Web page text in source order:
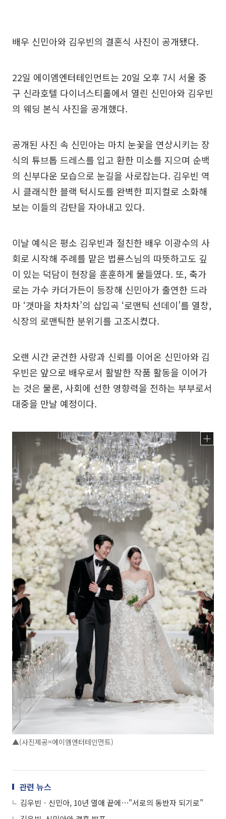
배우 신민아와 김우빈의 결혼식 사진이 공개됐다.
22일 에이엠엔터테인먼트는 20일 오후 7시 서울 중
구 신라호텔 다이너스티홀에서 열린 신민아와 김우빈
의 웨딩 본식 사진을 공개했다.
공개된 사진 속 신민아는 마치 눈꽃을 연상시키는 장
식의 튜브톱 드레스를 입고 환한 미소를 지으며 순백
의 신부다운 모습으로 눈길을 사로잡는다. 김우빈 역
시 클래식한 블랙 턱시도를 완벽한 피지컬로 소화해
보는 이들의 감탄을 자아내고 있다.
이날 예식은 평소 김우빈과 절친한 배우 이광수의 사
회로 시작해 주례를 맡은 법륜스님의 따뜻하고도 깊
이 있는 덕담이 현장을 훈훈하게 물들였다. 또, 축가
로는 가수 카더가든이 등장해 신민아가 출연한 드라
마 ‘갯마을 차차차’의 삽입곡 ‘로맨틱 선데이’를 열창,
식장의 로맨틱한 분위기를 고조시켰다.
오랜 시간 굳건한 사랑과 신뢰를 이어온 신민아와 김
우빈은 앞으로 배우로서 활발한 작품 활동을 이어가
는 것은 물론, 사회에 선한 영향력을 전하는 부부로서
대중을 만날 예정이다.
▲(사진제공=에이엠엔터테인먼트)
관련 뉴스
김우빈ㆍ신민아, 10년 열애 끝에⋯"서로의 동반자 되기로"